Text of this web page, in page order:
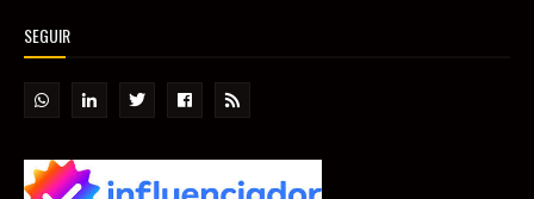
SEGUIR